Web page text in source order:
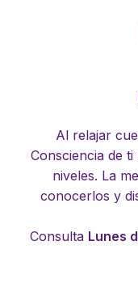
Al relajar
Consciencia de
niveles. La
conocerlos y
Consulta Lunes